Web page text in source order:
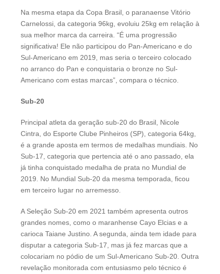
Na mesma etapa da Copa Brasil, o paranaense Vitório
Carnelossi, da categoria 96kg, evoluiu 25kg em relação à
sua melhor marca da carreira. “É uma progressão
significativa! Ele não participou do Pan-Americano e do
Sul-Americano em 2019, mas seria o terceiro colocado
no arranco do Pan e conquistaria o bronze no Sul-
Americano com estas marcas”, compara o técnico.
Sub-20
Principal atleta da geração sub-20 do Brasil, Nicole
Cintra, do Esporte Clube Pinheiros (SP), categoria 64kg,
é a grande aposta em termos de medalhas mundiais. No
Sub-17, categoria que pertencia até o ano passado, ela
já tinha conquistado medalha de prata no Mundial de
2019. No Mundial Sub-20 da mesma temporada, ficou
em terceiro lugar no arremesso.
A Seleção Sub-20 em 2021 também apresenta outros
grandes nomes, como o maranhense Cayo Elcias e a
carioca Taiane Justino. A segunda, ainda tem idade para
disputar a categoria Sub-17, mas já fez marcas que a
colocariam no pódio de um Sul-Americano Sub-20. Outra
revelação monitorada com entusiasmo pelo técnico é